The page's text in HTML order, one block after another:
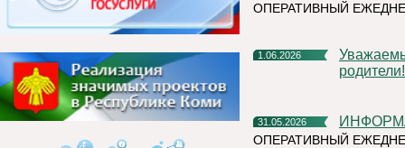
ОПЕРАТИВНЫЙ
1.06.2026
Уважаемые жители Княжпогостского округа! Дорогие ребята и
родители!
31.05.2026
ОПЕРАТИВНЫЙ